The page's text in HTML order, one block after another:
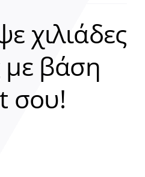
χιλιάδες
με βάση
σου!